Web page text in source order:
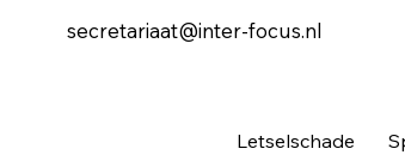
Letselschade
secretariaat@inter-focus.nl